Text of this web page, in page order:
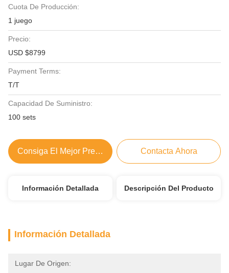
Cuota De Producción:
1 juego
Precio:
USD $8799
Payment Terms:
T/T
Capacidad De Suministro:
100 sets
Consiga El Mejor Precio Contacta Ahora
Información Detallada Descripción Del Producto
Información Detallada
Lugar De Origen: